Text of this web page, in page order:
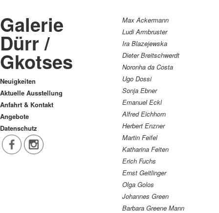
Galerie
Dürr /
Gkotses
Neuigkeiten
Aktuelle Ausstellung
Anfahrt & Kontakt
Angebote
Datenschutz
Max Ackermann
Ludi Armbruster
Ira Blazejewska
Dieter Breitschwerdt
Noronha da Costa
Ugo Dossi
Sonja Ebner
Emanuel Eckl
Alfred Eichhorn
Herbert Enzner
Martin Feifel
Katharina Feiten
Erich Fuchs
Ernst Geitlinger
Olga Golos
Johannes Green
Barbara Greene Mann